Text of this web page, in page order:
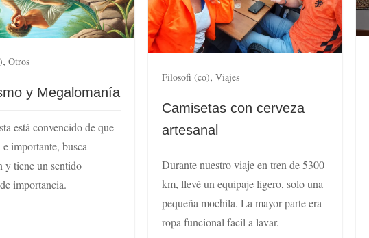
,Otros
y Megalomanía
está convencido de que
e importante, busca
y tiene un sentido
importancia.
Filosofi (co),Viajes
Camisetas con cerveza
artesanal
Durante nuestro viaje en tren de 5300
km, llevé un equipaje ligero, solo una
pequeña mochila. La mayor parte era
ropa funcional facil a lavar.